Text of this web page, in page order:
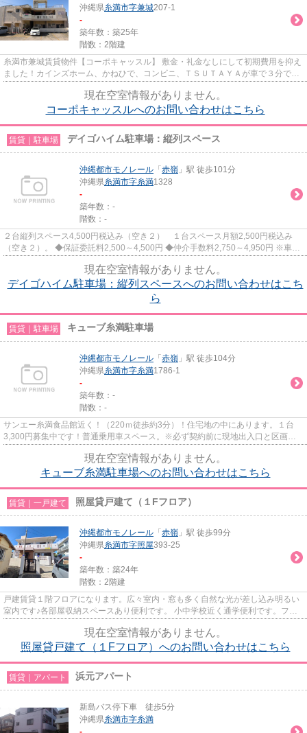
沖縄県糸満市字兼城207-1
-
築年数：築25年
階数：2階建
糸満市兼城賃貸物件【コーポキャッスル】 敷金・礼金なしにして初期費用を抑え
ました！カインズホーム、かねひで、コンビニ、ＴＳＵＴＡＹＡが車で３分で便
現在空室情報がありません。
コーポキャッスルへのお問い合わせはこちら
賃貸｜駐車場 デイゴハイム駐車場：縦列スペース
沖縄都市モノレール 「 赤嶺 」駅 徒歩101分
沖縄県糸満市字糸満1328
-
築年数：-
階数：-
２台縦列スペース4,500円税込み（空き２） １台スペース月額2,500円税込み
（空き２）。 ◆保証委託料2,500～4,500円 ◆仲介手数料2,750～4,950円 ※車庫
現在空室情報がありません。
デイゴハイム駐車場：縦列スペースへのお問い合わせはこち
ら
賃貸｜駐車場 キューブ糸満駐車場
沖縄都市モノレール 「 赤嶺 」駅 徒歩104分
沖縄県糸満市字糸満1786-1
-
築年数：-
階数：-
サンエー糸満食品館近く！（220ｍ徒歩約3分）！住宅地の中にあります。１台
3,300円募集中です！普通乗用車スペース。※必ず契約前に現地出入口と区画ご
現在空室情報がありません。
キューブ糸満駐車場へのお問い合わせはこちら
賃貸｜一戸建て 照屋貸戸建て（１Fフロア）
沖縄都市モノレール 「 赤嶺 」駅 徒歩99分
沖縄県糸満市字照屋393-25
-
築年数：築24年
階数：2階建
戸建賃貸１階フロアになります。広々室内・窓も多く自然な光が差し込み明るい
室内です♪各部屋収納スペースあり便利です。 小中学校近く通学便利です。ファ
現在空室情報がありません。
照屋貸戸建て（１Fフロア）へのお問い合わせはこちら
賃貸｜アパート 浜元アパート
新島バス停下車 徒歩5分
沖縄県糸満市字糸満